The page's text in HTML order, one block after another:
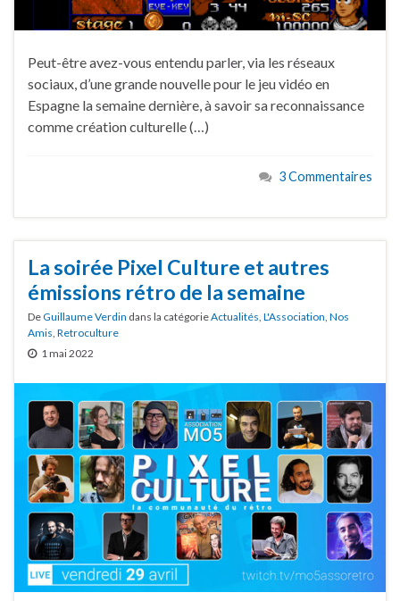
Peut-être avez-vous entendu parler, via les réseaux
sociaux, d’une grande nouvelle pour le jeu vidéo en
Espagne la semaine dernière, à savoir sa reconnaissance
comme création culturelle (…)
3 Commentaires
La soirée Pixel Culture et autres
émissions rétro de la semaine
DeGuillaume Verdin dans la catégorieActualités L'Association Nos
Amis Retroculture
1 mai 2022